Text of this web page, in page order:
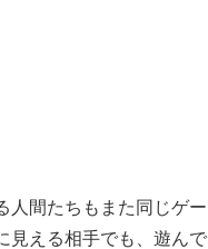
人間たちもまた同じゲー
見える相手でも、遊んで